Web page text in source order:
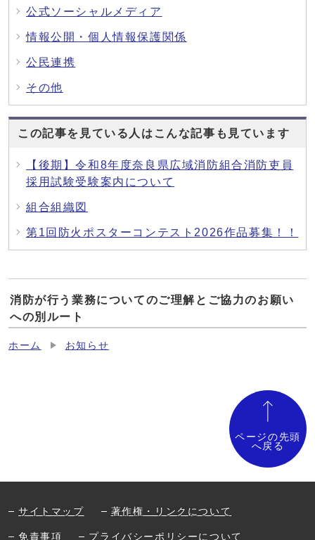
公式ソーシャルメディア
情報公開・個人情報保護関係
公民連携
その他
この記事を見ている人はこんな記事も見ています
【後期】令和8年度奈良県広域消防組合消防吏員
採用試験受験案内について
組合組織図
第1回防火ポスターコンテスト2026作品募集！！
消防が行う業務についてのご理解とご協力のお願い
への別ルート
ホーム お知らせ
ページの先頭
へ戻る
サイトマップ 著作権・リンクについて
免責事項 プライバシーポリシーについて